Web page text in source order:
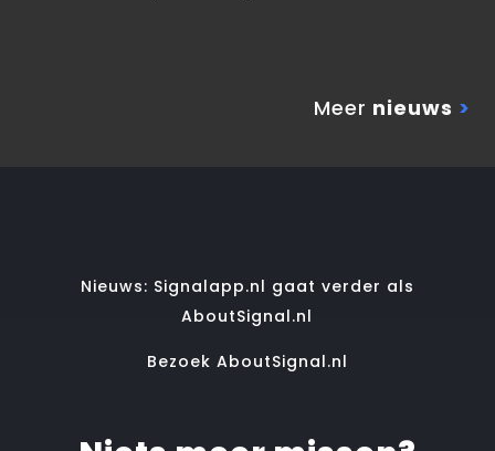
Meer nieuws >
Nieuws: Signalapp.nl gaat verder als
AboutSignal.nl
Bezoek AboutSignal.nl